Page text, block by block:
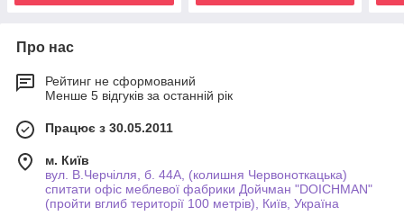
Про нас
Рейтинг не сформований
Менше 5 відгуків за останній рік
Працює з 30.05.2011
м. Київ
вул. В.Черчілля, б. 44А, (колишня Червоноткацька)
спитати офіс меблевої фабрики Дойчман "DOICHMAN"
(пройти вглиб території 100 метрів), Київ, Україна